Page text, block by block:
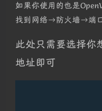
如果你使用的也是
找到网络→防火墙→端口
此处只需要选择你
地址即可